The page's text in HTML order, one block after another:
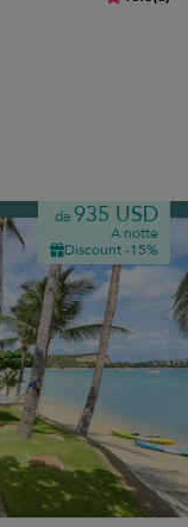
da 935 USD
A notte
Discount -15%